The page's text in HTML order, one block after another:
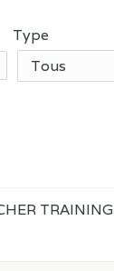
Type
TRAINING